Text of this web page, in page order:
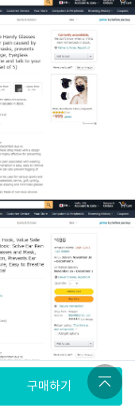
구매하기